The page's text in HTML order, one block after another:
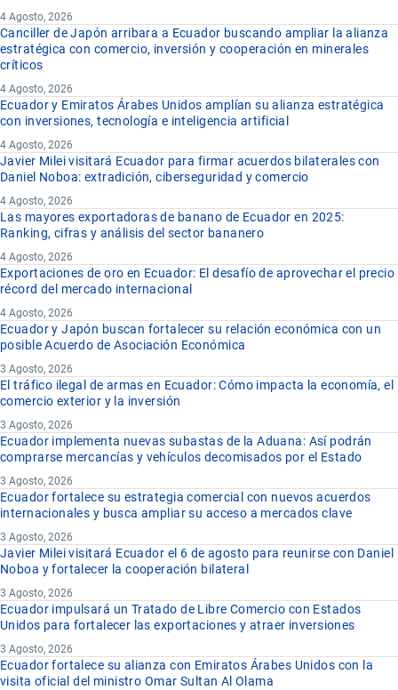
4 Agosto, 2026
Canciller de Japón arribara a Ecuador buscando ampliar la alianza
estratégica con comercio, inversión y cooperación en minerales
críticos
4 Agosto, 2026
Ecuador y Emiratos Árabes Unidos amplían su alianza estratégica
con inversiones, tecnología e inteligencia artificial
4 Agosto, 2026
Javier Milei visitará Ecuador para firmar acuerdos bilaterales con
Daniel Noboa: extradición, ciberseguridad y comercio
4 Agosto, 2026
Las mayores exportadoras de banano de Ecuador en 2025:
Ranking, cifras y análisis del sector bananero
4 Agosto, 2026
Exportaciones de oro en Ecuador: El desafío de aprovechar el precio
récord del mercado internacional
4 Agosto, 2026
Ecuador y Japón buscan fortalecer su relación económica con un
posible Acuerdo de Asociación Económica
3 Agosto, 2026
El tráfico ilegal de armas en Ecuador: Cómo impacta la economía, el
comercio exterior y la inversión
3 Agosto, 2026
Ecuador implementa nuevas subastas de la Aduana: Así podrán
comprarse mercancías y vehículos decomisados por el Estado
3 Agosto, 2026
Ecuador fortalece su estrategia comercial con nuevos acuerdos
internacionales y busca ampliar su acceso a mercados clave
3 Agosto, 2026
Javier Milei visitará Ecuador el 6 de agosto para reunirse con Daniel
Noboa y fortalecer la cooperación bilateral
3 Agosto, 2026
Ecuador impulsará un Tratado de Libre Comercio con Estados
Unidos para fortalecer las exportaciones y atraer inversiones
3 Agosto, 2026
Ecuador fortalece su alianza con Emiratos Árabes Unidos con la
visita oficial del ministro Omar Sultan Al Olama